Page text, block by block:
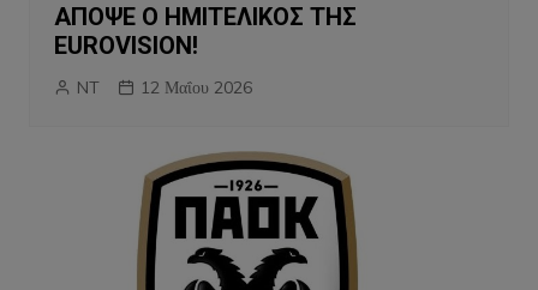
ΑΠΟΨΕ Ο ΗΜΙΤΕΛΙΚΟΣ ΤΗΣ
EUROVISION!
NT 12 Μαΐου 2026